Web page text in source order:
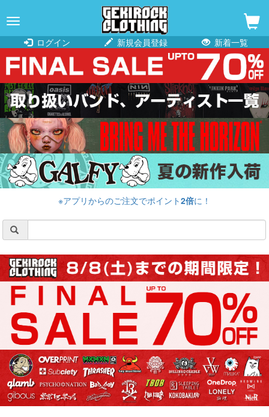
navigation
ログイン
新規会員登録 新着一覧
※アプリからのご注文でポイント2倍に！